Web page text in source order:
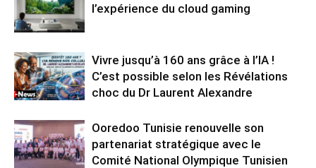
l’expérience du cloud gaming
Vivre jusqu’à 160 ans grâce à l’IA !
C’est possible selon les Révélations
choc du Dr Laurent Alexandre
Ooredoo Tunisie renouvelle son
partenariat stratégique avec le
Comité National Olympique Tunisien